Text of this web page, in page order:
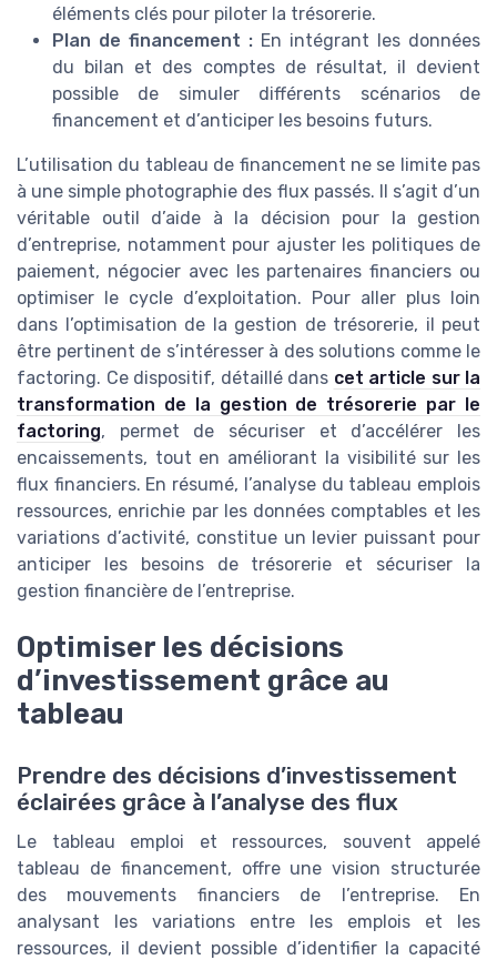
éléments clés pour piloter la trésorerie.
Plan de financement : En intégrant les données
du bilan et des comptes de résultat, il devient
possible de simuler différents scénarios de
financement et d’anticiper les besoins futurs.
L’utilisation du tableau de financement ne se limite pas
à une simple photographie des flux passés. Il s’agit d’un
véritable outil d’aide à la décision pour la gestion
d’entreprise, notamment pour ajuster les politiques de
paiement, négocier avec les partenaires financiers ou
optimiser le cycle d’exploitation. Pour aller plus loin
dans l’optimisation de la gestion de trésorerie, il peut
être pertinent de s’intéresser à des solutions comme le
factoring. Ce dispositif, détaillé dans cet article sur la
transformation de la gestion de trésorerie par le
factoring, permet de sécuriser et d’accélérer les
encaissements, tout en améliorant la visibilité sur les
flux financiers. En résumé, l’analyse du tableau emplois
ressources, enrichie par les données comptables et les
variations d’activité, constitue un levier puissant pour
anticiper les besoins de trésorerie et sécuriser la
gestion financière de l’entreprise.
Optimiser les décisions
d’investissement grâce au
tableau
Prendre des décisions d’investissement
éclairées grâce à l’analyse des flux
Le tableau emploi et ressources, souvent appelé
tableau de financement, offre une vision structurée
des mouvements financiers de l’entreprise. En
analysant les variations entre les emplois et les
ressources, il devient possible d’identifier la capacité